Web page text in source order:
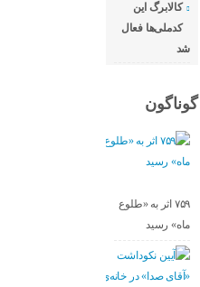
کالابرگ این
کدملی‌ها فعال
شد
گوناگون
۷۵۹ اثر به «طلوع
ماه» رسید